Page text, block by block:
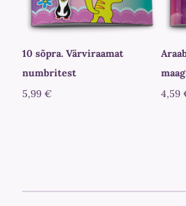
10 sõpra. Värviraamat
numbritest
5,99 €
4,59